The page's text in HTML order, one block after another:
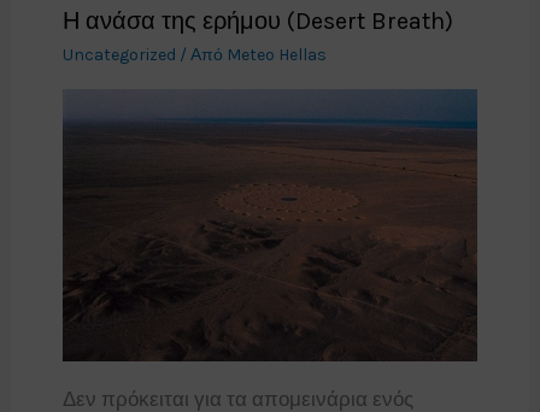
Η ανάσα της ερήμου (Desert Breath)
Uncategorized / Από Meteo Hellas
Δεν πρόκειται για τα απομεινάρια ενός